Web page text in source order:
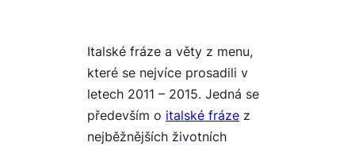
Italské fráze a věty z menu,
které se nejvíce prosadili v
letech 2011 – 2015. Jedná se
především o italské fráze z
nejběžnějších životních